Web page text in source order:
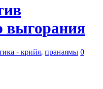
выгорания
- крийя, пранаямы 0